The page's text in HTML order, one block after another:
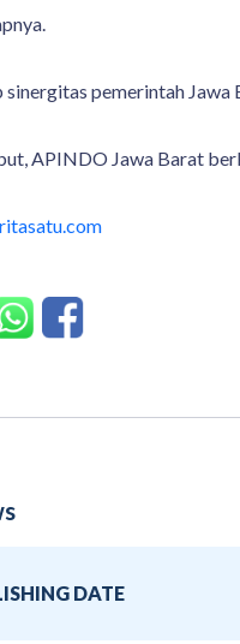
sinergitas pemerintah
APINDO Jawa Barat
DATE